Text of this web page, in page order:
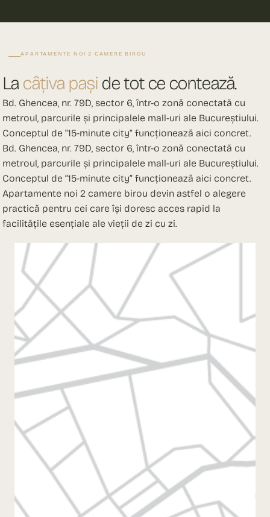
APARTAMENTE NOI 2 CAMERE BIROU
La câțiva pașide tot ce contează.
Bd. Ghencea, nr. 79D, sector 6, într-o zonă conectată cu
metroul, parcurile și principalele mall-uri ale Bucureștiului.
Conceptul de “15-minute city” funcționează aici concret.
Bd. Ghencea, nr. 79D, sector 6, într-o zonă conectată cu
metroul, parcurile și principalele mall-uri ale Bucureștiului.
Conceptul de “15-minute city” funcționează aici concret.
Apartamente noi 2 camere birou devin astfel o alegere
practică pentru cei care își doresc acces rapid la
facilitățile esențiale ale vieții de zi cu zi.